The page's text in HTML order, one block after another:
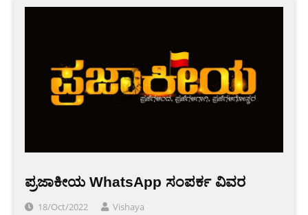
ಪ್ರಜಾಕೀಯ WhatsApp ಸಂಪರ್ಕ ವಿವರ
18/Oct/2022 Vishaya